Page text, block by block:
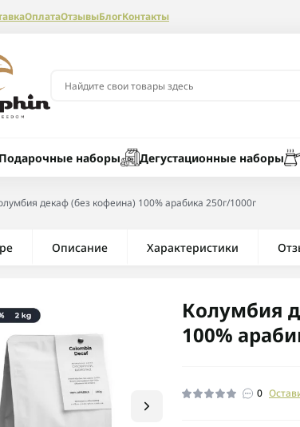
ОплатаОтзывыБлогКонтакты
Подарочные наборы Дегустационные наборы
декаф (без кофеина) 100% арабика 250г/1000г
Описание Характеристики
Колумбия
100%
0